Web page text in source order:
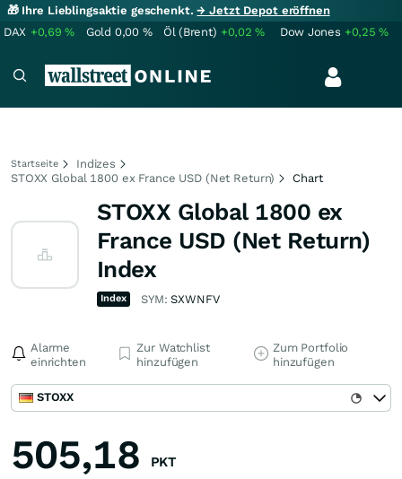
🎁 Ihre Lieblingsaktie geschenkt.→ Jetzt Depot eröffnen
DAX +0,69% Gold 0,00 % Öl (Brent) +0,02% Dow Jones +0,25%
Startseite
Indizes
STOXX Global 1800 ex France USD (Net Return)
Chart
STOXX Global 1800 ex
France USD (Net Return)
Index
Index SYM:SXWNFV
Alarme
einrichten
Zur Watchlist
hinzufügen
Zum Portfolio
hinzufügen
STOXX
505,18 PKT